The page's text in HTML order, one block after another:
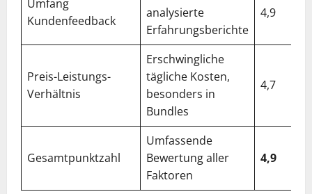
Umfang
Kundenfeedback
analysierte
Erfahrungsberichte
4,9
Preis-Leistungs-
Verhältnis
Erschwingliche
tägliche Kosten,
besonders in
Bundles
4,7
Gesamtpunktzahl
Umfassende
Bewertung aller
Faktoren
4,9